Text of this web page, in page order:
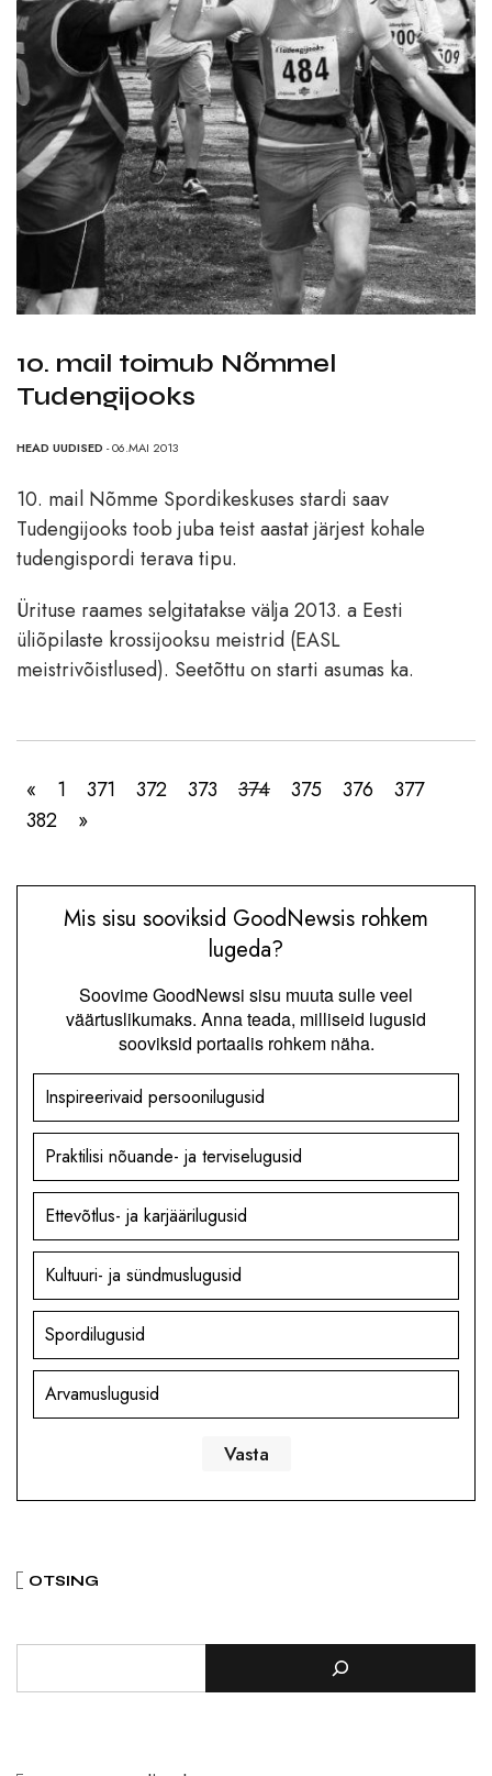
10. mail toimub Nõmmel
Tudengijooks
HEAD UUDISED - 06.MAI 2013
10. mail Nõmme Spordikeskuses stardi saav
Tudengijooks toob juba teist aastat järjest kohale
tudengispordi terava tipu.
Ürituse raames selgitatakse välja 2013. a Eesti
üliõpilaste krossijooksu meistrid (EASL
meistrivõistlused). Seetõttu on starti asumas ka.
« 1 371 372 373 374 375 376
377
382
»
Mis sisu sooviksid GoodNewsis rohkem
lugeda?
Soovime GoodNewsi sisu muuta sulle veel
väärtuslikumaks. Anna teada, milliseid lugusid
sooviksid portaalis rohkem näha.
Inspireerivaid persoonilugusid
Praktilisi nõuande- ja terviselugusid
Ettevõtlus- ja karjäärilugusid
Kultuuri- ja sündmuslugusid
Spordilugusid
Arvamuslugusid
OTSING